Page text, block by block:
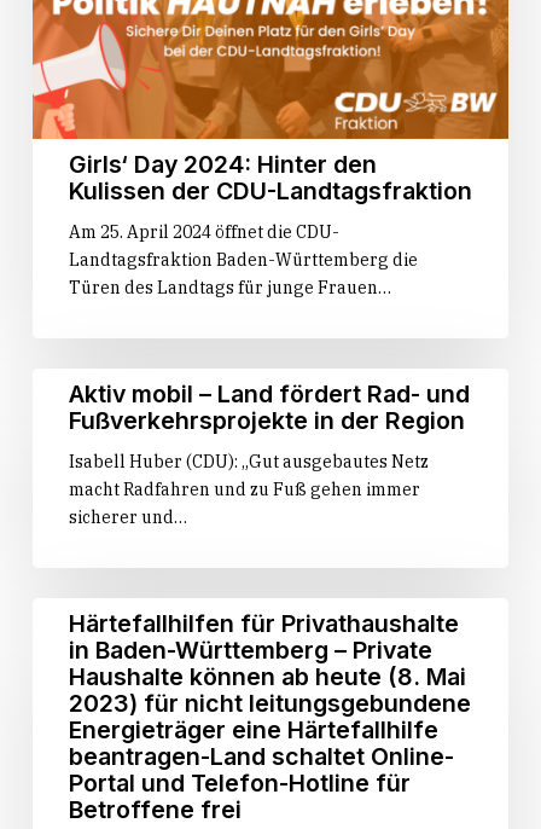
Girls‘ Day 2024: Hinter den
Kulissen der CDU-Landtagsfraktion
Am 25. April 2024 öffnet die CDU-
Landtagsfraktion Baden-Württemberg die
Türen des Landtags für junge Frauen…
mobil
Land
fördert
Rad-
Fußverkehrsprojekte
Region
Aktiv mobil – Land fördert Rad- und
Fußverkehrsprojekte in der Region
Isabell Huber (CDU): „Gut ausgebautes Netz
macht Radfahren und zu Fuß gehen immer
sicherer und…
Härtefallhilfen
Privathaushalte
Baden-
Württemberg
Private
Härtefallhilfen für Privathaushalte
in Baden-Württemberg – Private
Haushalte können ab heute (8. Mai
2023) für nicht leitungsgebundene
Energieträger eine Härtefallhilfe
beantra­gen-Land schaltet Online-
Portal und Telefon-Hotline für
Betroffene frei